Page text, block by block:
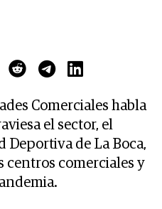
Comerciales habla
el sector, el
Deportiva de La Boca,
centros comerciales y